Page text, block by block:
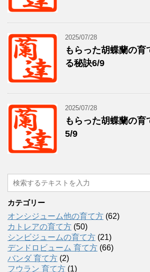
2025/07/28
もらった胡蝶蘭の育
る秘訣6/9
2025/07/28
もらった胡蝶蘭の
5/9
カテゴリー
オンシジューム他の育て方 (62)
カトレアの育て方 (50)
シンビジュームの育て方 (21)
デンドロビューム 育て方 (66)
バンダ 育て方 (2)
フウラン 育て方 (1)